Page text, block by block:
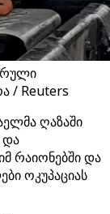
/ Reuters
ღაზაში
და
რაიონებში და
ოკუპაციას